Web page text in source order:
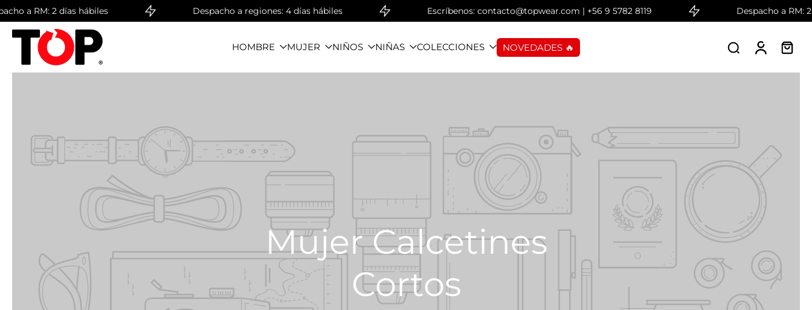
saltar
al
contenido
a RM: 2 días hábiles Despacho a regiones: 4 días hábiles Escríbenos: contacto@topwear.com | +56 9 5782 8119 Despacho a RM: 2
HOMBRE MUJER NIÑOS NIÑAS COLECCIONES NOVEDADES 🔥
Mujer Calcetines
Cortos